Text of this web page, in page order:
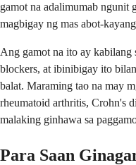
gamot na adalimumab ngunit
magbigay ng mas abot-
Ang gamot na ito ay kabilang
blockers, at ibinibigay ito
balat. Maraming tao na may
rheumatoid arthritis, Crohn's
malaking ginhawa sa
Para Saan